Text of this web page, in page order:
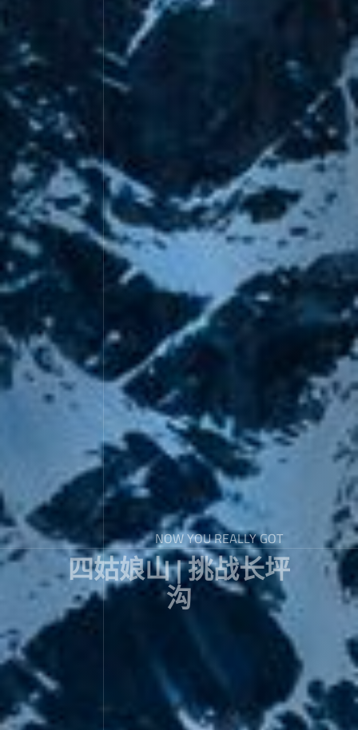
NOW YOU REALLY GOT
四姑娘山 | 挑战长坪
沟